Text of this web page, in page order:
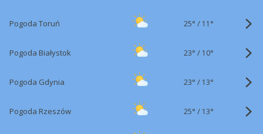
Pogoda Toruń 25° / 11°
Pogoda Białystok 23° / 10°
Pogoda Gdynia 23° / 13°
Pogoda Rzeszów 25° / 13°